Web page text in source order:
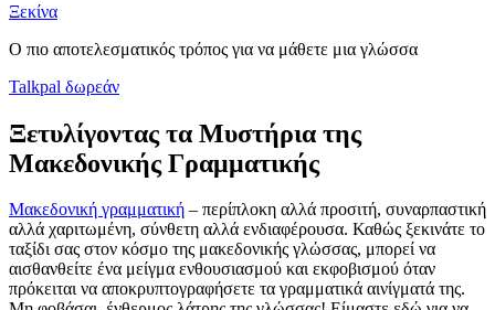
Ξεκίνα
Ο πιο αποτελεσματικός τρόπος για να μάθετε μια γλώσσα
Talkpal δωρεάν
Ξετυλίγοντας τα Μυστήρια της
Μακεδονικής Γραμματικής
Μακεδονική γραμματική – περίπλοκη αλλά προσιτή, συναρπαστική
αλλά χαριτωμένη, σύνθετη αλλά ενδιαφέρουσα. Καθώς ξεκινάτε το
ταξίδι σας στον κόσμο της μακεδονικής γλώσσας, μπορεί να
αισθανθείτε ένα μείγμα ενθουσιασμού και εκφοβισμού όταν
πρόκειται να αποκρυπτογραφήσετε τα γραμματικά αινίγματά της.